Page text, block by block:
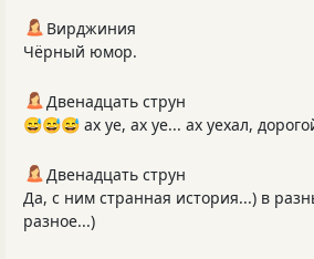
Вирджиния
Чёрный юмор.
Двенадцать струн
😅😅😅 ах уе, ах уе... ах уехал,
Двенадцать струн
Да, с ним странная история...) в
разное...)